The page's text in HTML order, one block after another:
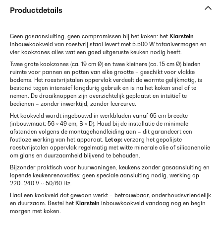
Productdetails
Geen gasaansluiting, geen compromissen bij het koken: het Klarstein
inbouwkookveld van roestvrij staal levert met 5.500 W totaalvermogen en
vier kookzones alles wat een goed uitgeruste keuken nodig heeft.
Twee grote kookzones (ca. 19 cm Ø) en twee kleinere (ca. 15 cm Ø) bieden
ruimte voor pannen en potten van elke grootte – geschikt voor vlakke
bodems. Het roestvrijstalen oppervlak verdeelt de warmte gelijkmatig, is
bestand tegen intensief langdurig gebruik en is na het koken snel af te
nemen. De draaiknoppen zijn overzichtelijk geplaatst en intuïtief te
bedienen – zonder inwerktijd, zonder leercurve.
Het kookveld wordt ingebouwd in werkbladen vanaf 65 cm breedte
(inbouwmaat: 56 × 49 cm, B × D). Houd bij de installatie de minimale
afstanden volgens de montagehandleiding aan – dit garandeert een
foutloze werking van het apparaat. Let op: verzorg het gepolijste
roestvrijstalen oppervlak regelmatig met witte minerale olie of siliconenolie
om glans en duurzaamheid blijvend te behouden.
Bijzonder praktisch voor huurwoningen, keukens zonder gasaansluiting en
lopende keukenrenovaties: geen speciale aansluiting nodig, werking op
220–240 V ~ 50/60 Hz.
Haal een kookveld dat gewoon werkt – betrouwbaar, onderhoudsvriendelijk
en duurzaam. Bestel het Klarstein inbouwkookveld vandaag nog en begin
morgen met koken.